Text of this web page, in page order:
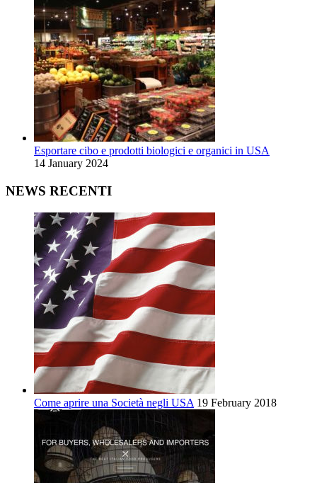
Esportare cibo e prodotti biologici e organici in USA
14 January 2024
NEWS RECENTI
Come aprire una Società negli USA 19 February 2018